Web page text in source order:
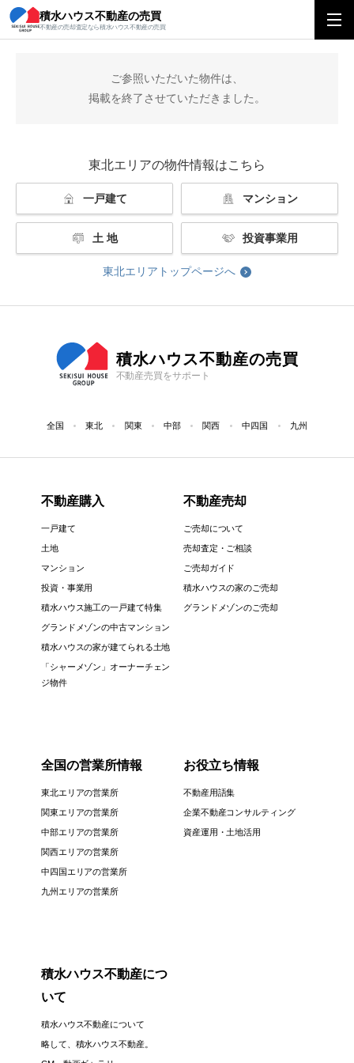
積水ハウス不動産の売買
不動産の売却査定なら積水ハウス不動産の売買
積水ハウス不動産の売買 東北エリアトップ
ご参照いただいた物件は、
掲載を終了させていただきました。
東北エリアの物件情報はこちら
一戸建て マンション
土 地 投資事業用
東北エリアトップページへ
積水ハウス不動産の売買
不動産売買をサポート
全国 東北 関東 中部 関西 中四国 九州
不動産購入
一戸建て
土地
マンション
投資・事業用
積水ハウス施工の一戸建て特集
グランドメゾンの中古マンション
積水ハウスの家が建てられる土地
「シャーメゾン」オーナーチェン
ジ物件
不動産売却
ご売却について
売却査定・ご相談
ご売却ガイド
積水ハウスの家のご売却
グランドメゾンのご売却
全国の営業所情報
東北エリアの営業所
関東エリアの営業所
中部エリアの営業所
関西エリアの営業所
中四国エリアの営業所
九州エリアの営業所
お役立ち情報
不動産用語集
企業不動産コンサルティング
資産運用・土地活用
積水ハウス不動産につ
いて
積水ハウス不動産について
略して、積水ハウス不動産。